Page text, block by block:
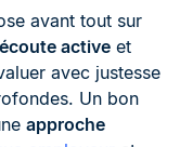
avant tout sur
active et
avec justesse
Un bon
approche